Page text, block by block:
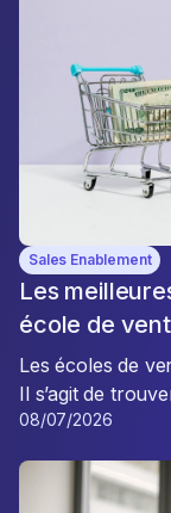
Sales Enablement
Les
école de
Les écoles de
Il s’agit de
08/07/2026